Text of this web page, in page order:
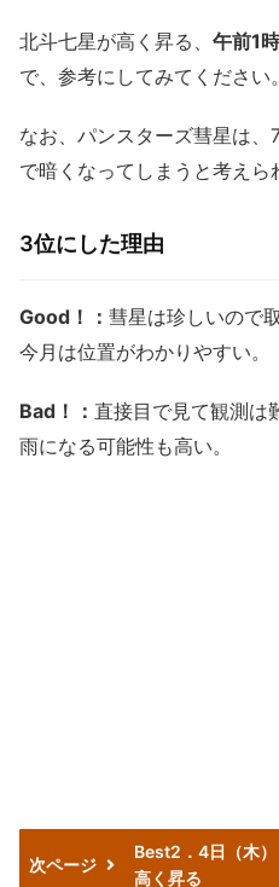
北斗七星が高く昇る、 午前1
で、参考にしてみてください。
なお、パンスターズ彗星は、
で暗くなってしまうと考えら
3位にした理由
Good！： 彗星は珍しいので
今月は位置がわかりやすい。
Bad！： 直接目で見て観測は
雨になる可能性も高い。
次ページ
Best2．4日（木
高く昇る